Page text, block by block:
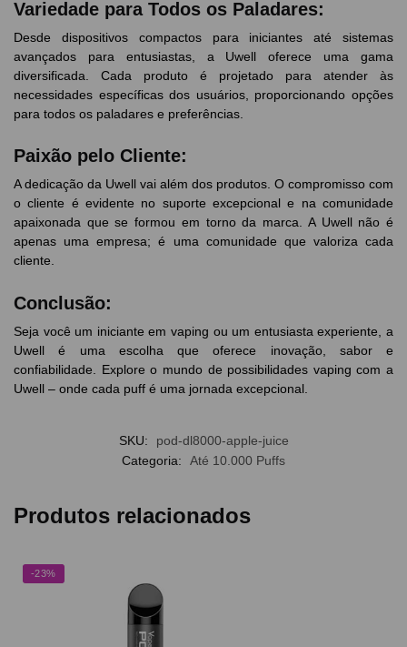
Variedade para Todos os Paladares:
Desde dispositivos compactos para iniciantes até sistemas
avançados para entusiastas, a Uwell oferece uma gama
diversificada. Cada produto é projetado para atender às
necessidades específicas dos usuários, proporcionando opções
para todos os paladares e preferências.
Paixão pelo Cliente:
A dedicação da Uwell vai além dos produtos. O compromisso com
o cliente é evidente no suporte excepcional e na comunidade
apaixonada que se formou em torno da marca. A Uwell não é
apenas uma empresa; é uma comunidade que valoriza cada
cliente.
Conclusão:
Seja você um iniciante em vaping ou um entusiasta experiente, a
Uwell é uma escolha que oferece inovação, sabor e
confiabilidade. Explore o mundo de possibilidades vaping com a
Uwell – onde cada puff é uma jornada excepcional.
SKU:
pod-dl8000-apple-juice
Categoria:
Até 10.000 Puffs
Produtos relacionados
-23%